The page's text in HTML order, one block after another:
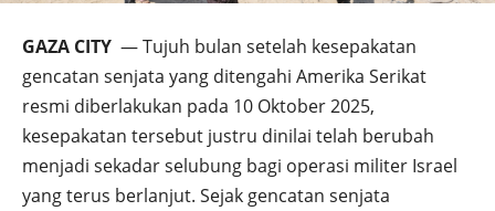
GAZA CITY — Tujuh bulan setelah kesepakatan
gencatan senjata yang ditengahi Amerika Serikat
resmi diberlakukan pada 10 Oktober 2025,
kesepakatan tersebut justru dinilai telah berubah
menjadi sekadar selubung bagi operasi militer Israel
yang terus berlanjut. Sejak gencatan senjata